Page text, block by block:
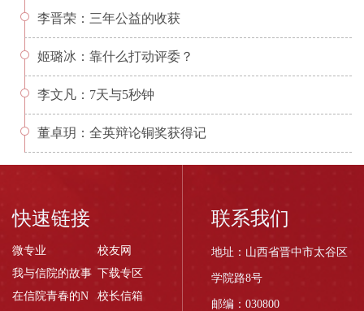
李晋荣：三年公益的收获
姬璐冰：靠什么打动评委？
李文凡：7天与5秒钟
董卓玥：全英辩论铜奖获得记
快速链接
微专业
校友网
我与信院的故事 下载专区
在信院青春的N
校长信箱
联系我们
地址：山西省晋中市太谷区
学院路8号
邮编：030800